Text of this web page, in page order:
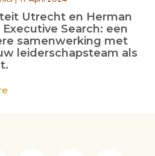
Utrecht en Herman
Search: een
samenwerking met
leiderschapsteam als